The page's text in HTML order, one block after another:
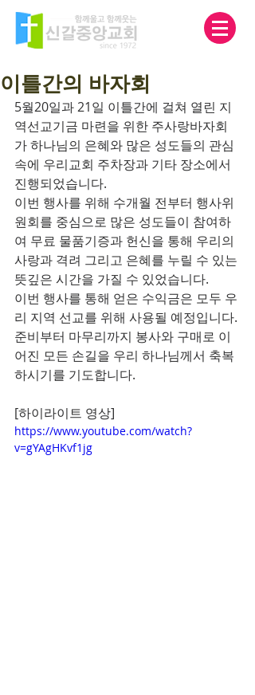
이틀간의 바자회
5월20일과 21일 이틀간에 걸쳐 열린 지
역선교기금 마련을 위한 주사랑바자회
가 하나님의 은혜와 많은 성도들의 관심
속에 우리교회 주차장과 기타 장소에서
진행되었습니다.
이번 행사를 위해 수개월 전부터 행사위
원회를 중심으로 많은 성도들이 참여하
여 무료 물품기증과 헌신을 통해 우리의
사랑과 격려 그리고 은혜를 누릴 수 있는
뜻깊은 시간을 가질 수 있었습니다.
이번 행사를 통해 얻은 수익금은 모두 우
리 지역 선교를 위해 사용될 예정입니다.
준비부터 마무리까지 봉사와 구매로 이
어진 모든 손길을 우리 하나님께서 축복
하시기를 기도합니다.
[하이라이트 영상]
https://www.youtube.com/watch?
v=gYAgHKvf1jg